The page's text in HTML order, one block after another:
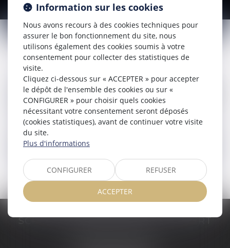
ACTUALITÉS
ACTUALITÉS DU CABINET
ACTUALITÉS JURIDIQUES
SCP COSTE DAUDÉ VALLET LAMBERT
Information sur les cookies
Nous avons recours à des cookies techniques pour
assurer le bon fonctionnement du site, nous
utilisons également des cookies soumis à votre
consentement pour collecter des statistiques de
visite.
Cliquez ci-dessous sur « ACCEPTER » pour accepter
le dépôt de l'ensemble des cookies ou sur «
CONFIGURER » pour choisir quels cookies
nécessitant votre consentement seront déposés
(cookies statistiques), avant de continuer votre visite
du site.
Plus d'informations
CONFIGURER REFUSER
ACCEPTER